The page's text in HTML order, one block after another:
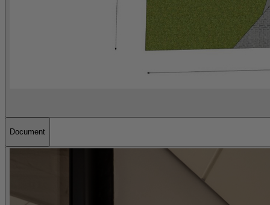
Document